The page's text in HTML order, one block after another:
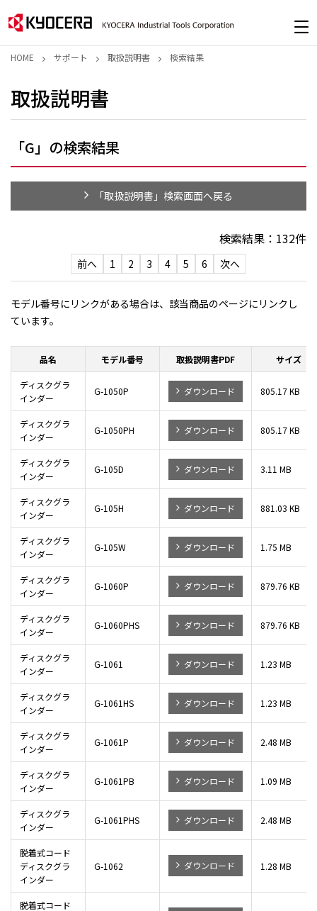
HOME サポート 取扱説明書 検索結果
取扱説明書
「G」の検索結果
「取扱説明書」検索画面へ戻る
検索結果： 132件
前へ 1 2 3 4 5 6 次へ
モデル番号にリンクがある場合は、該当商品のページにリンクし
ています。
品名 モデル番号 取扱説明書PDF サイズ
ディスクグラ
インダー
G-1050P ダウンロード 805.17 KB
ディスクグラ
インダー
G-1050PH ダウンロード 805.17 KB
ディスクグラ
インダー
G-105D ダウンロード 3.11 MB
ディスクグラ
インダー
G-105H ダウンロード 881.03 KB
ディスクグラ
インダー
G-105W ダウンロード 1.75 MB
ディスクグラ
インダー
G-1060P ダウンロード 879.76 KB
ディスクグラ
インダー
G-1060PHS ダウンロード 879.76 KB
ディスクグラ
インダー
G-1061 ダウンロード 1.23 MB
ディスクグラ
インダー
G-1061HS ダウンロード 1.23 MB
ディスクグラ
インダー
G-1061P ダウンロード 2.48 MB
ディスクグラ
インダー
G-1061PB ダウンロード 1.09 MB
ディスクグラ
インダー
G-1061PHS ダウンロード 2.48 MB
脱着式コード
ディスクグラ
インダー
G-1062 ダウンロード 1.28 MB
脱着式コード